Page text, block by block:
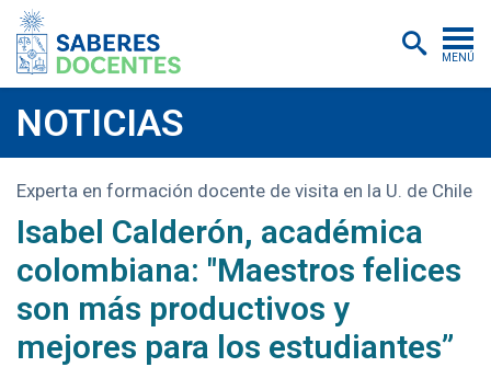
MENÚ
Postítulos y diplomados
Asistencias educativas
Investigación
Publicaciones
Quiénes somos
NOTICIAS
Experta en formación docente de visita en la U. de Chile
Isabel Calderón, académica
colombiana: "Maestros felices
son más productivos y
mejores para los estudiantes”